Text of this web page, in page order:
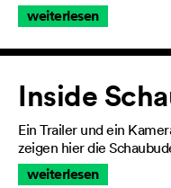
weiterlesen
Inside
Ein Trailer und ein
zeigen hier die
weiterlesen